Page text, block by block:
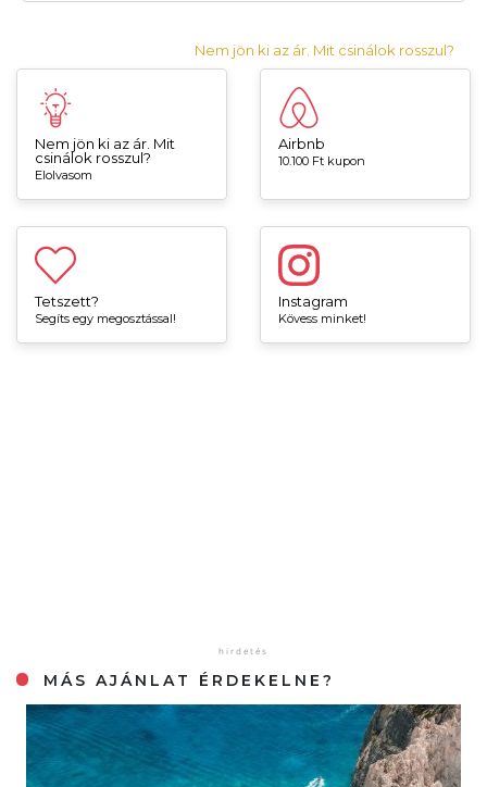
Nem jön ki az ár. Mit csinálok rosszul?
Nem jön ki az ár. Mit
csinálok rosszul?
Elolvasom
Airbnb
10.100 Ft kupon
Tetszett?
Segíts egy megosztással!
Instagram
Kövess minket!
MÁS AJÁNLAT ÉRDEKELNE?